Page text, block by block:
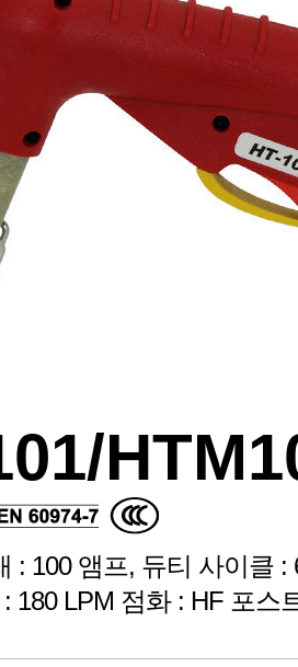
: 100 앰프, 듀티 사이클
180 LPM 점화 : HF 포스